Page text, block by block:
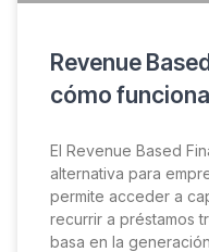
Revenue
cómo funciona
El Revenue Based
alternativa para
permite acceder a
recurrir a préstamos
basa en la